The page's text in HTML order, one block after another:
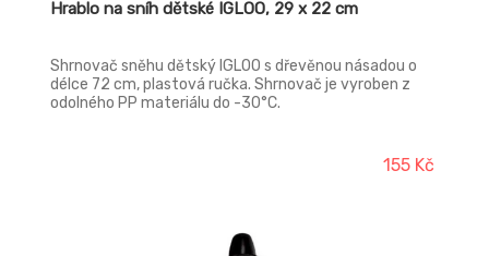
Hrablo na sníh dětské IGLOO, 29 x 22 cm
Shrnovač sněhu dětský IGLOO s dřevěnou násadou o
délce 72 cm, plastová ručka. Shrnovač je vyroben z
odolného PP materiálu do -30°C.
155 Kč